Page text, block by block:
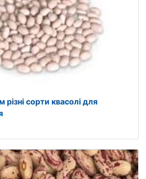
сорти квасолі для